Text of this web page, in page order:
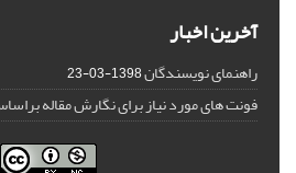
آخرین اخبار
راهنمای نویسندگان1398-03-23
فونت های مورد نیاز برای نگارش مقاله